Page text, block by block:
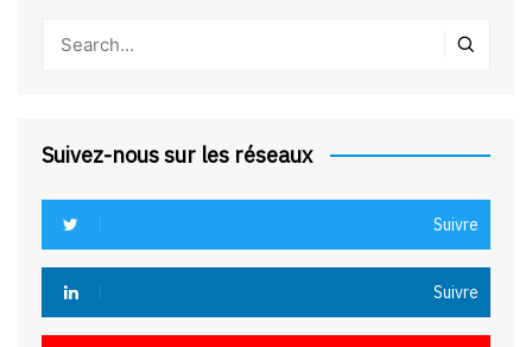
Suivez-nous sur les réseaux
Suivre
Suivre